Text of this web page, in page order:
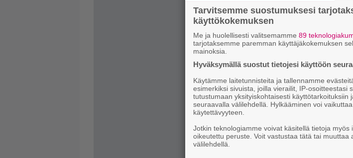
Tarvitsemme suostumuksesi
käyttökokemuksen
Me ja huolellisesti valitsemamme 89
tarjotaksemme paremman käyttäjäkokemuksen
mainoksia.
Hyväksymällä suostut tietojesi käyttöön
Käytämme laitetunnisteita ja tallennamme
esimerkiksi sivuista, joilla vierailit, IP-osoitteestasi
tutustumaan yksityiskohtaisesti käyttötarkoituksiin
seuraavalla välilehdellä. Hylkääminen voi
käytettävyyteen.
Jotkin teknologiamme voivat käsitellä tietoja
oikeutettu peruste. Voit vastustaa tätä tai muuttaa
välilehdellä.